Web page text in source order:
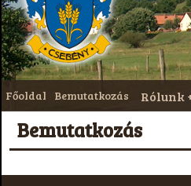
Főoldal Bemutatkozás Rólunk
Bemutatkozás